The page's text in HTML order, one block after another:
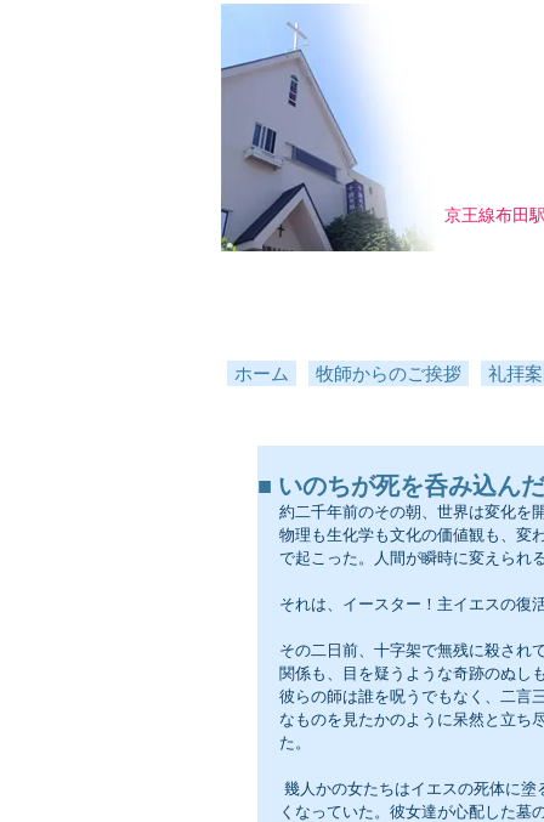
京王線布田
ホーム 牧師からのご挨拶 礼拝
■ いのちが死を呑み込ん
約二千年前のその朝、世界は変化を
物理も生化学も文化の価値観も、変
で起こった。人間が瞬時に変えられ
それは、イースター！主イエスの復
その二日前、十字架で無残に殺され
関係も、目を疑うような奇跡のぬし
彼らの師は誰を呪うでもなく、二言
なものを見たかのように呆然と立ち
た。
くなっていた。彼女達が心配した墓